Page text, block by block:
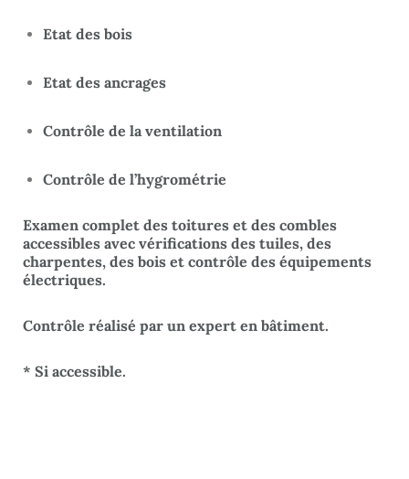
Etat des bois
Etat des ancrages
Contrôle de la ventilation
Contrôle de l’hygrométrie
Examen complet des toitures et des combles
accessibles avec vérifications des tuiles, des
charpentes, des bois et contrôle des équipements
électriques.
Contrôle réalisé par un expert en bâtiment.
* Si accessible.